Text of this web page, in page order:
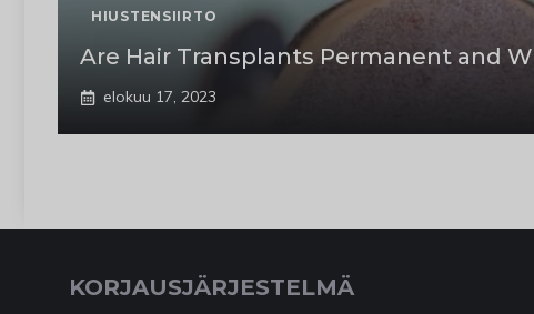
HIUSTENSIIRTO
Are Hair Transplants Permanent and
elokuu 17, 2023
KORJAUSJÄRJESTELMÄ